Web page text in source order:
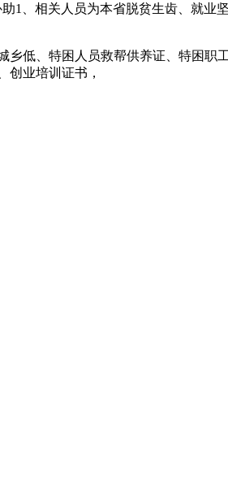
、相关人员为本省脱贫生齿、就业
、特困人员救帮供养证、特困职
创业培训证书，